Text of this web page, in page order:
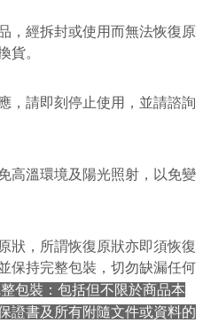
が提供し、AFTEEが代金を徴収し
なければならない個人情報（注文者
話番号、受取人住所を含むがこれに
ビスで必要な範囲内で利用されま
利用について、詳細はAFTEE公式ホ
及び利用に関する声明』をご参照く
）。
金額に基づいて年利20%の遅延滞
は、事前に法定代理人または後見人
けます。
ある、または関連する法律の権利を
ョンズ
情報を、必要な購入注文書とあわせ
にあなたの個人情報の収集、処
ただけない場合は、当サービスを選
，經拆封或使用而無法恢復原
貨。
，請即刻停止使用，並請諮詢
高溫環境及陽光照射，以免變
狀，所謂恢復原狀亦即須恢復
保持完整包裝，切勿缺漏任何
包裝：包括但不限於商品本
證書及所有附隨文件或資料的